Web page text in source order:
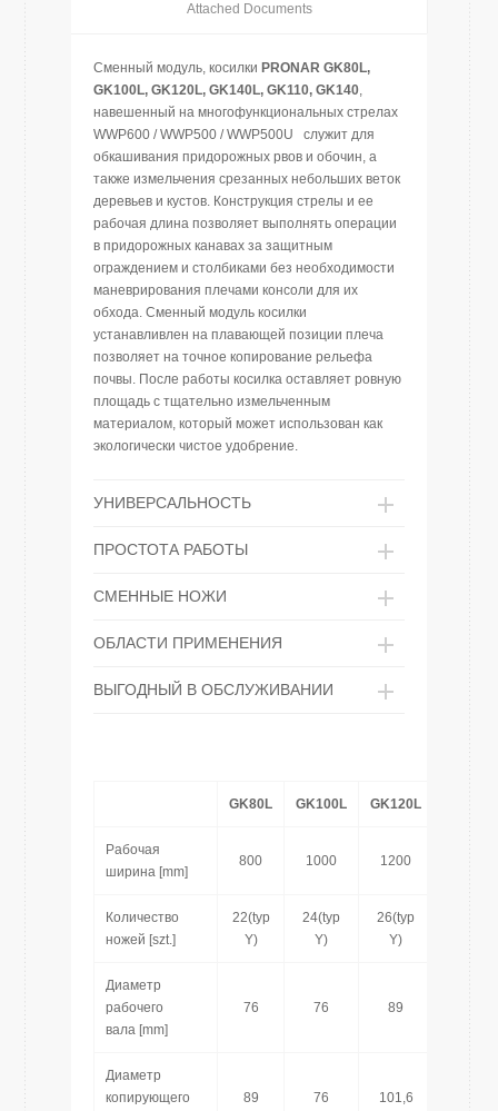
Attached Documents
Сменный модуль, косилки PRONAR GK80L,
GK100L, GK120L, GK140L, GK110, GK140,
навешенный на многофункциональных стрелах
WWP600 / WWP500 / WWP500U служит для
обкашивания придорожных рвов и обочин, а
также измельчения срезанных небольших веток
деревьев и кустов. Конструкция стрелы и ее
рабочая длина позволяет выполнять операции
в придорожных канавах за защитным
ограждением и столбиками без необходимости
маневрирования плечами консоли для их
обхода. Сменный модуль косилки
устанавливлен на плавающей позиции плеча
позволяет на точное копирование рельефа
почвы. После работы косилка оставляет ровную
площадь с тщательно измельченным
материалом, который может использован как
экологически чистое удобрение.
УНИВЕРСАЛЬНОСТЬ
ПРОСТОТА РАБОТЫ
СМЕННЫЕ НОЖИ
ОБЛАСТИ ПРИМЕНЕНИЯ
ВЫГОДНЫЙ В ОБСЛУЖИВАНИИ
GK80L GK100L GK120L
Рабочая
ширина [mm]
800 1000 1200
Количество
ножей [szt.]
22(typ
Y)
24(typ
Y)
26(typ
Y)
Y)
Диаметр
рабочего
вала [mm]
76 76 89 89
Диаметр
копирующего
89 76 101,6 101,6